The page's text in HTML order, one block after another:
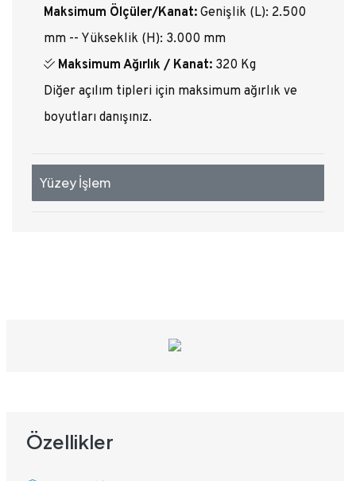
Maksimum Ölçüler/Kanat: Genişlik (L): 2.500
mm -- Yükseklik (H): 3.000 mm
Maksimum Ağırlık / Kanat: 320 Kg
Diğer açılım tipleri için maksimum ağırlık ve
boyutları danışınız.
Yüzey İşlem
Özellikler